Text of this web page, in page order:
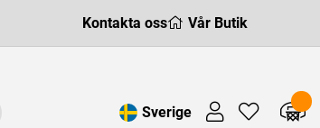
Kontakta oss Vår Butik
Sverige